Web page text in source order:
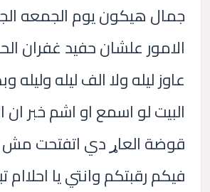
جمال هيكون يوم الجمعه
الامور علشان حفيد غفران
عاوز ليله ولا الف ليله وليله
البيت لو اسمع او اشم خبر ان
قوضة العاړ دي اتفتحت
فيكم رقبتكم وانتي يا احلاام